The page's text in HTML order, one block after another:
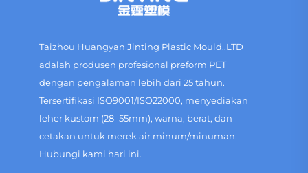
Taizhou Huangyan Jinting Plastic Mould.,LTD
adalah produsen profesional preform PET
dengan pengalaman lebih dari 25 tahun.
Tersertifikasi ISO9001/ISO22000, menyediakan
leher kustom (28–55mm), warna, berat, dan
cetakan untuk merek air minum/minuman.
Hubungi kami hari ini.